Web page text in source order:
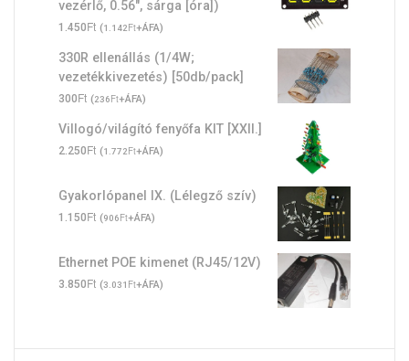
vezérlő, 0.56", sárga [óra])
1.450Ft (1.142Ft+ÁFA)
330R ellenállás (1/4W;
vezetékkivezetés) [50db/pack]
300Ft (236Ft+ÁFA)
Villogó/világító fenyőfa KIT [XXII.]
2.250Ft (1.772Ft+ÁFA)
Gyakorlópanel IX. (Lélegző szív)
1.150Ft (906Ft+ÁFA)
Ethernet POE kimenet (RJ45/12V)
3.850Ft (3.031 Ft+ÁFA)